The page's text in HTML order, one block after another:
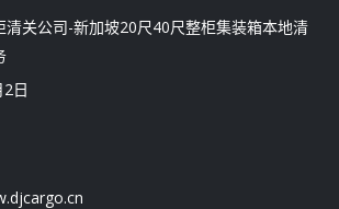
清关公司-新加坡20尺40尺整柜集装箱本地清
日